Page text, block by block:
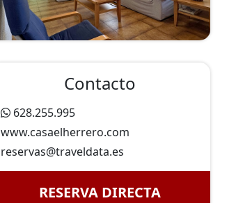
Contacto
628.255.995
www.casaelherrero.com
reservas@traveldata.es
RESERVA DIRECTA